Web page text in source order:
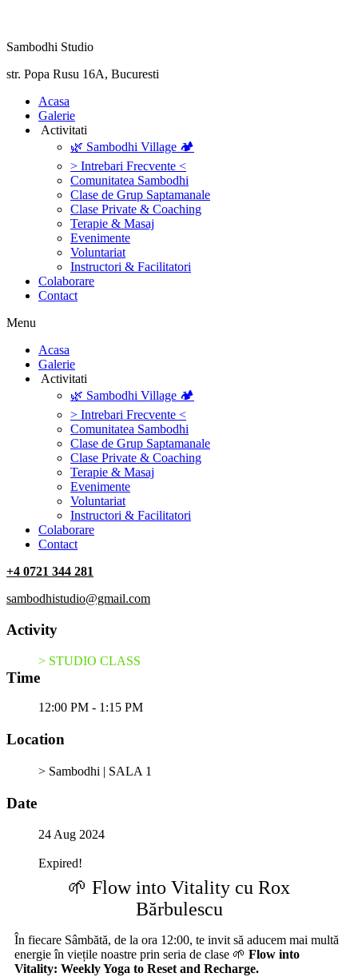
Sambodhi Studio
str. Popa Rusu 16A, Bucuresti
‎Acasa
Galerie
‎ ‎Activitati‎
🌿 Sambodhi Village 🏕️
> Intrebari Frecvente <
Comunitatea Sambodhi
Clase de Grup Saptamanale
Clase Private & Coaching
Terapie & Masaj
‎Evenimente
Voluntariat
‏‏‎Instructori & Facilitatori
Colaborare
Contact
Menu
‎Acasa
Galerie
‎ ‎Activitati‎
🌿 Sambodhi Village 🏕️
> Intrebari Frecvente <
Comunitatea Sambodhi
Clase de Grup Saptamanale
Clase Private & Coaching
Terapie & Masaj
‎Evenimente
Voluntariat
‏‏‎Instructori & Facilitatori
Colaborare
Contact
+4 0721 344 281
sambodhistudio@gmail.com
Activity
> STUDIO CLASS
Time
12:00 PM - 1:15 PM
Location
> Sambodhi | SALA 1
Date
24 Aug 2024
Expired!
🌱 Flow into Vitality cu Rox
Bărbulescu
În fiecare Sâmbătă, de la ora 12:00, te invit să aducem mai multă
energie în viețile noastre prin seria de clase 🌱 Flow into
Vitality: Weekly Yoga to Reset and Recharge.